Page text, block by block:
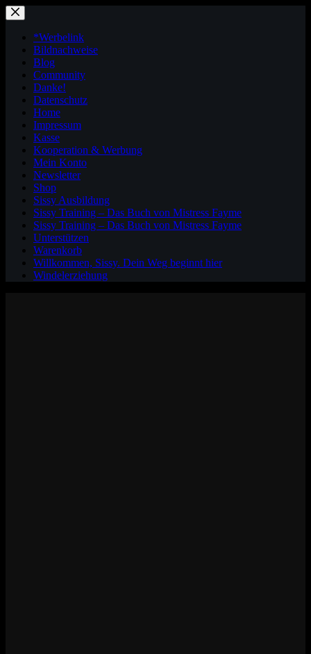
Zum
Inhalt
springen*Werbelink
Bildnachweise
Blog
Community
Danke!
Datenschutz
Home
Impressum
Kasse
Kooperation & Werbung
Mein Konto
Newsletter
Shop
Sissy Ausbildung
Sissy Training – Das Buch von Mistress Fayme
Sissy Training – Das Buch von Mistress Fayme
Unterstützen
Warenkorb
Willkommen, Sissy. Dein Weg beginnt hier
Windelerziehung